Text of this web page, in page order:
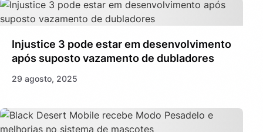
Injustice 3 pode estar em desenvolvimento
após suposto vazamento de dubladores
29 agosto, 2025